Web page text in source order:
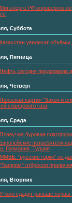
Минэнерго РФ опровергло
Суббота
Казахстан увеличит
Пятница
Нефть сегодня продолжила
Четверг
Польская партия "Закон и
сланцевого газа
Среда
Плавучая буровая
Европейские потребители
Германия, Турция
ММВБ: "русские горки" не
"Газпром" отбросил
Вторник
У кого сдадут раньше